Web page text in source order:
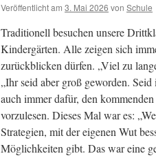
Veröffentlicht am 3. Mai 2026 von Schule
Traditionell besuchen unsere
Kindergärten. Alle zeigen sich
zurückblicken dürfen. „Viel zu
„Ihr seid aber groß geworden.
auch immer dafür, den
vorzulesen. Dieses Mal war es:
Strategien, mit der eigenen Wut
Möglichkeiten gibt. Das war eine